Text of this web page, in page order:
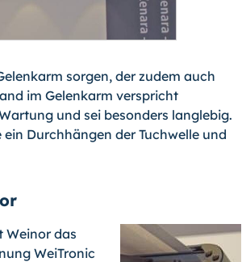
sorgen, der zudem auch
im Gelenkarm ver­spricht
und sei be­sonders langlebig.
Durch­hängen der Tuchwelle und
Wei­nor das
WeiTronic